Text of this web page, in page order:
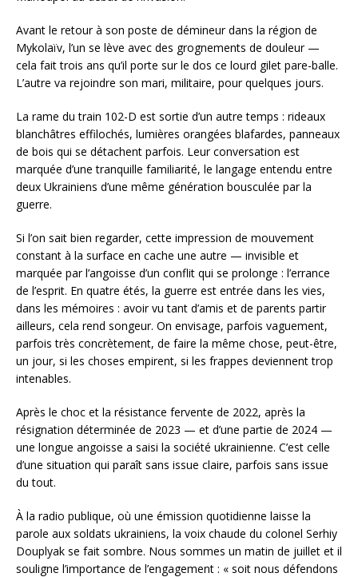
Avant le retour à son poste de démineur dans la région de
Mykolaïv, l’un se lève avec des grognements de douleur —
cela fait trois ans qu’il porte sur le dos ce lourd gilet pare-balle.
L’autre va rejoindre son mari, militaire, pour quelques jours.
La rame du train 102-D est sortie d’un autre temps : rideaux
blanchâtres effilochés, lumières orangées blafardes, panneaux
de bois qui se détachent parfois. Leur conversation est
marquée d’une tranquille familiarité, le langage entendu entre
deux Ukrainiens d’une même génération bousculée par la
guerre.
Si l’on sait bien regarder, cette impression de mouvement
constant à la surface en cache une autre — invisible et
marquée par l’angoisse d’un conflit qui se prolonge : l’errance
de l’esprit. En quatre étés, la guerre est entrée dans les vies,
dans les mémoires : avoir vu tant d’amis et de parents partir
ailleurs, cela rend songeur. On envisage, parfois vaguement,
parfois très concrètement, de faire la même chose, peut-être,
un jour, si les choses empirent, si les frappes deviennent trop
intenables.
Après le choc et la résistance fervente de 2022, après la
résignation déterminée de 2023 — et d’une partie de 2024 —
une longue angoisse a saisi la société ukrainienne. C’est celle
d’une situation qui paraît sans issue claire, parfois sans issue
du tout.
À la radio publique, où une émission quotidienne laisse la
parole aux soldats ukrainiens, la voix chaude du colonel Serhiy
Douplyak se fait sombre. Nous sommes un matin de juillet et il
souligne l’importance de l’engagement : « soit nous défendons